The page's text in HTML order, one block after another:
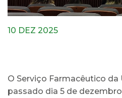
10 DEZ 2025
O Serviço Farmacêutico da
passado dia 5 de